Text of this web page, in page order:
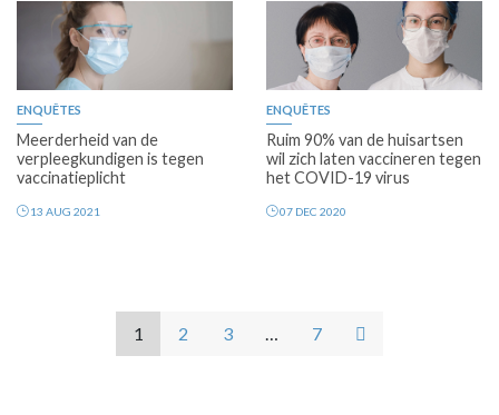
Premium
ENQUÊTES
Meerderheid van de
verpleegkundigen is tegen
vaccinatieplicht
13 AUG 2021
ENQUÊTES
Ruim 90% van de huisartsen
wil zich laten vaccineren tegen
het COVID-19 virus
07 DEC 2020
1 2 3 … 7